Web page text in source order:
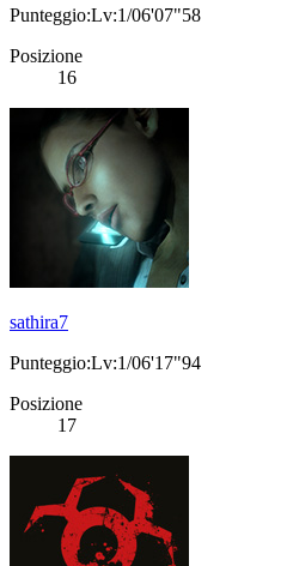
Punteggio:Lv:1/06'07"58
Posizione
16
sathira7
Punteggio:Lv:1/06'17"94
Posizione
17